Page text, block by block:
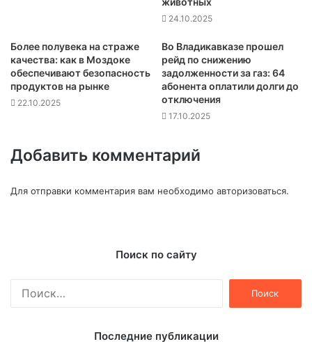
24.10.2025
Более полувека на страже
качества: как в Моздоке
обеспечивают безопасность
продуктов на рынке
22.10.2025
Во Владикавказе прошел
рейд по снижению
задолженности за газ: 64
абонента оплатили долги до
отключения
17.10.2025
Добавить комментарий
Для отправки комментария вам необходимо авторизоваться.
Поиск по сайту
Последние публикации